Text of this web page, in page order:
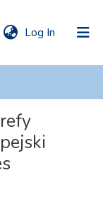
Log In (current)